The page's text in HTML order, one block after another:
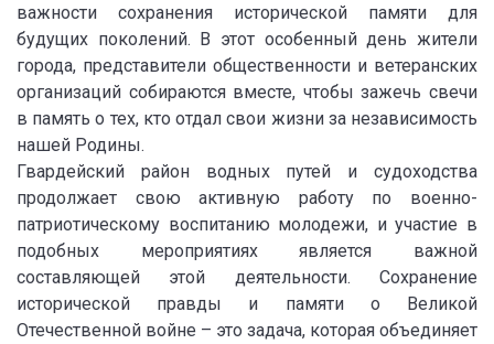
важности сохранения исторической памяти для
будущих поколений. В этот особенный день жители
города, представители общественности и ветеранских
организаций собираются вместе, чтобы зажечь свечи
в память о тех, кто отдал свои жизни за независимость
нашей Родины.
Гвардейский район водных путей и судоходства
продолжает свою активную работу по военно-
патриотическому воспитанию молодежи, и участие в
подобных мероприятиях является важной
составляющей этой деятельности. Сохранение
исторической правды и памяти о Великой
Отечественной войне – это задача, которая объединяет